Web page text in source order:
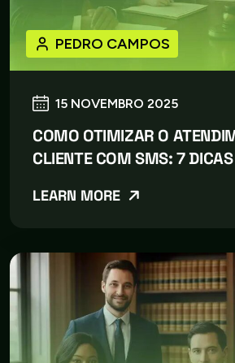
15 NOVEMBRO 2025
PEDRO CAMPOS
COMO OTIMIZAR O
CLIENTE COM SMS: 7
LEARN MORE